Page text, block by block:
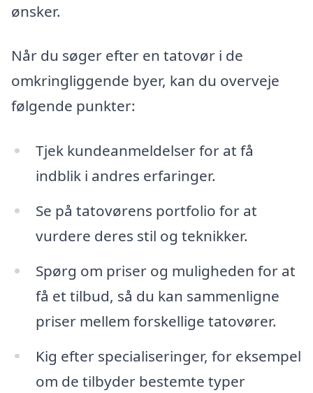
ønsker.
Når du søger efter en tatovør i de
omkringliggende byer, kan du overveje
følgende punkter:
Tjek kundeanmeldelser for at få
indblik i andres erfaringer.
Se på tatovørens portfolio for at
vurdere deres stil og teknikker.
Spørg om priser og muligheden for at
få et tilbud, så du kan sammenligne
priser mellem forskellige tatovører.
Kig efter specialiseringer, for eksempel
om de tilbyder bestemte typer